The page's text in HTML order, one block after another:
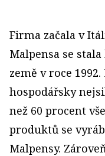
Firma začala v
Malpensa se
země v roce
hospodářsky
než 60 procent
produktů se
Malpensy.